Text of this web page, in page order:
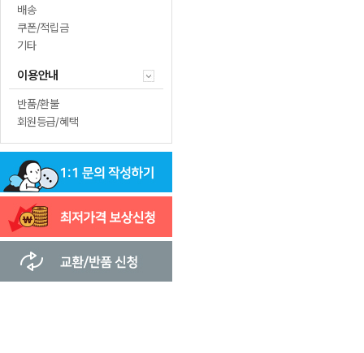
배송
쿠폰/적립금
기타
이용안내
반품/환불
회원등급/혜택